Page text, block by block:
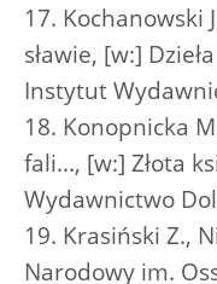
17. Kochanowski
sławie, [w:]
Instytut
18. Konopnicka
fali..., [w:] Złota
Wydawnictwo
19. Krasiński Z.,
Narodowy im.